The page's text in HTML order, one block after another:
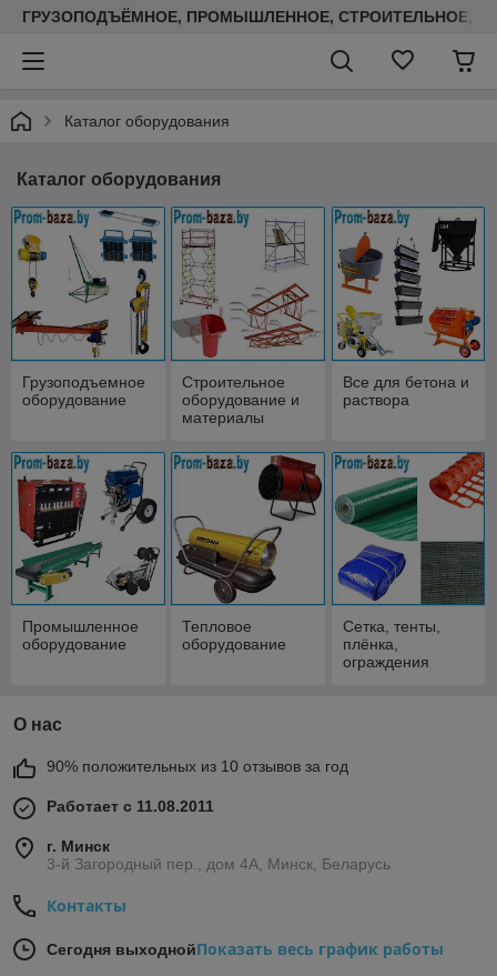
ГРУЗОПОДЪЁМНОЕ, ПРОМЫШЛЕННОЕ, СТРОИТЕЛЬНОЕ,
Каталог оборудования
Каталог оборудования
Грузоподъемное
оборудование
Строительное
оборудование и
материалы
Все для бетона и
раствора
Промышленное
оборудование
Тепловое
оборудование
Сетка, тенты,
плёнка,
ограждения
О нас
90% положительных из 10 отзывов за год
Работает с 11.08.2011
г. Минск
3-й Загородный пер., дом 4А, Минск, Беларусь
Контакты
Сегодня выходнойПоказать весь график работы